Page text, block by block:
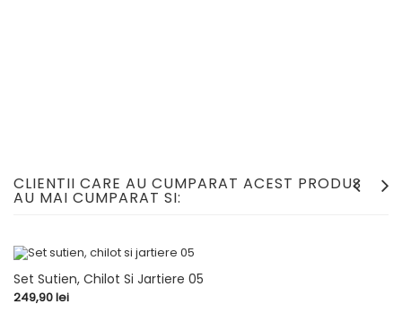
CLIENTII CARE AU CUMPARAT ACEST PRODUS
AU MAI CUMPARAT SI:
Set Sutien, Chilot Si Jartiere 05
Pret
249,90 lei